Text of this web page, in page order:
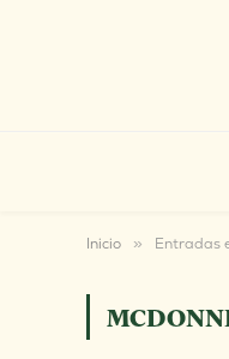
Inicio » Entradas